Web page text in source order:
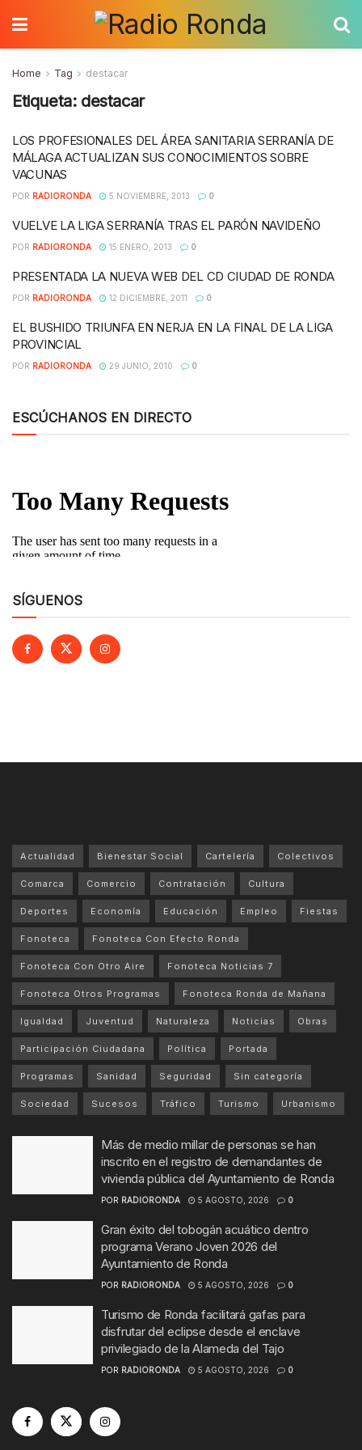
Home Tag destacar
Etiqueta: destacar
LOS PROFESIONALES DEL ÁREA SANITARIA SERRANÍA DE
MÁLAGA ACTUALIZAN SUS CONOCIMIENTOS SOBRE
VACUNAS
POR RADIORONDA 5 NOVIEMBRE, 2013 0
VUELVE LA LIGA SERRANÍA TRAS EL PARÓN NAVIDEÑO
POR RADIORONDA 15 ENERO, 2013 0
PRESENTADA LA NUEVA WEB DEL CD CIUDAD DE RONDA
POR RADIORONDA 12 DICIEMBRE, 2011 0
EL BUSHIDO TRIUNFA EN NERJA EN LA FINAL DE LA LIGA
PROVINCIAL
POR RADIORONDA 29 JUNIO, 2010 0
ESCÚCHANOS EN DIRECTO
SÍGUENOS
Actualidad Bienestar Social Cartelería Colectivos
Comarca Comercio Contratación Cultura
Deportes Economía Educación Empleo Fiestas
Fonoteca Fonoteca Con Efecto Ronda
Fonoteca Con Otro Aire Fonoteca Noticias 7
Fonoteca Otros Programas Fonoteca Ronda de Mañana
Igualdad Juventud Naturaleza Noticias Obras
Participación Ciudadana Política Portada
Programas Sanidad Seguridad Sin categoría
Sociedad Sucesos Tráfico Turismo Urbanismo
Más de medio millar de personas se han
inscrito en el registro de demandantes de
vivienda pública del Ayuntamiento de Ronda
POR RADIORONDA 5 AGOSTO, 2026 0
Gran éxito del tobogán acuático dentro
programa Verano Joven 2026 del
Ayuntamiento de Ronda
POR RADIORONDA 5 AGOSTO, 2026 0
Turismo de Ronda facilitará gafas para
disfrutar del eclipse desde el enclave
privilegiado de la Alameda del Tajo
POR RADIORONDA 5 AGOSTO, 2026 0